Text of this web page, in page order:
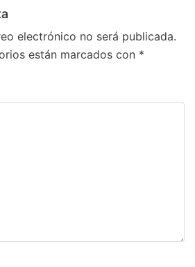
electrónico no será publicada.
están marcados con *